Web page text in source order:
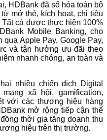
HDBank đã số hóa toàn bộ
mở thẻ, kích hoạt, chi tiêu
cả được thực hiện 100%
Mobile Banking, cho
qua Apple Pay, Google Pay,
và tận hưởng ưu đãi theo
nhanh chóng, an toàn và
nhiều chiến dịch Digital
xã hội, gamification,
với các thương hiệu hàng
mở rộng tiếp cận thế
thời gia tăng doanh thu
hiệu trên thị trường.